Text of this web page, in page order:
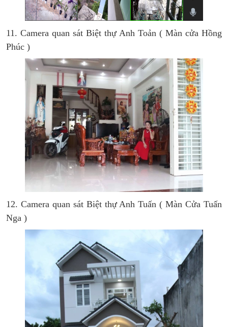
11. Camera quan sát Biệt thự Anh Toản ( Màn cửa Hồng
Phúc )
12. Camera quan sát Biệt thự Anh Tuấn ( Màn Cửa Tuấn
Nga )